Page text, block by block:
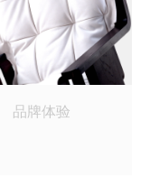
品牌体验